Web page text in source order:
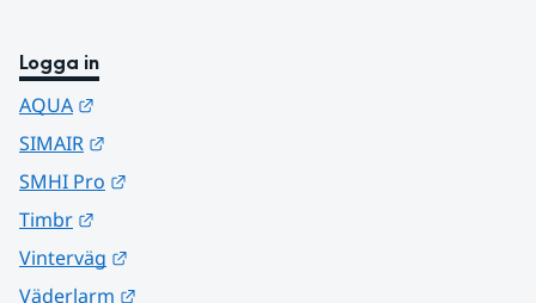
Logga in
AQUA
SIMAIR
SMHI Pro
Timbr
Vinterväg
Väderlarm